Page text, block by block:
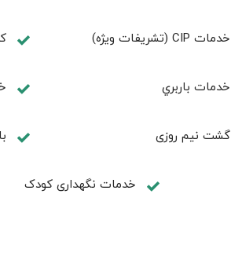
خدمات CIP (تشریفات ویژه)
خدمات باربري
گشت نیم روزی
خدمات نگهداری کودک